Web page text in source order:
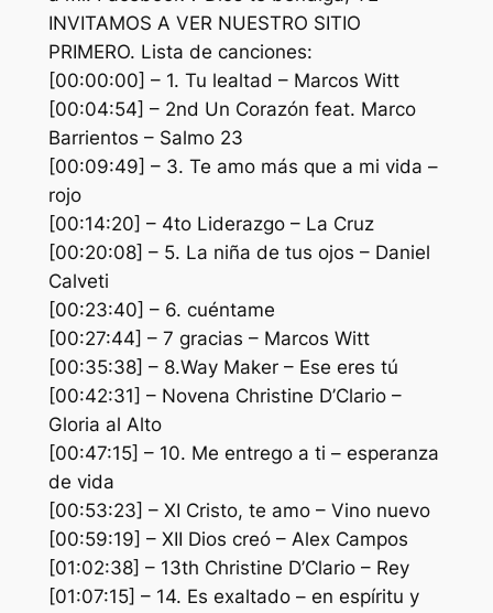
INVITAMOS A VER NUESTRO SITIO
PRIMERO. Lista de canciones:
[00:00:00] – 1. Tu lealtad – Marcos Witt
[00:04:54] – 2nd Un Corazón feat. Marco
Barrientos – Salmo 23
[00:09:49] – 3. Te amo más que a mi vida –
rojo
[00:14:20] – 4to Liderazgo – La Cruz
[00:20:08] – 5. La niña de tus ojos – Daniel
Calveti
[00:23:40] – 6. cuéntame
[00:27:44] – 7 gracias – Marcos Witt
[00:35:38] – 8.Way Maker – Ese eres tú
[00:42:31] – Novena Christine D’Clario –
Gloria al Alto
[00:47:15] – 10. Me entrego a ti – esperanza
de vida
[00:53:23] – XI Cristo, te amo – Vino nuevo
[00:59:19] – XII Dios creó – Alex Campos
[01:02:38] – 13th Christine D’Clario – Rey
[01:07:15] – 14. Es exaltado – en espíritu y